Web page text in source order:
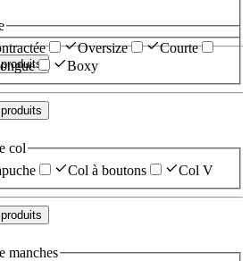
Oversize
Courte
Boxy
col
Col à boutons Col V
manches